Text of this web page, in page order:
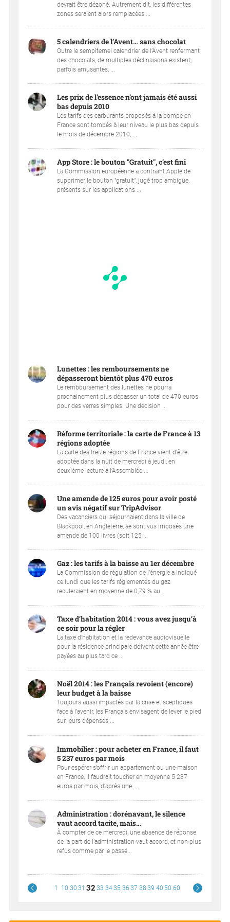
devrait être dézoné. Autrement dit, les différentes
zones seraient alors remplacées ...
5 calendriers de l’Avent… sans chocolat
Outre le sempiternel calendrier de l’Avent renfermant
des chocolats, de multiples déclinaisons existent,
parfois amusantes, ...
Les prix de l’essence n’ont jamais été aussi
bas depuis 2010
Les tarifs des carburants proposés à la pompe en
France sont tombés à leur niveau le plus bas depuis
le mois de décembre 2010, ...
App Store : le bouton "Gratuit", c’est fini
La Commission européenne a contraint Apple de
supprimer le bouton "gratuit", jugé trop ambigüe,
présents sur les applications ...
Lunettes : les remboursements ne
dépasseront bientôt plus 470 euros
Le remboursement des lunettes ne pourra
prochainement plus dépasser un total de 470 euros
pour des verres simples. Une décision ...
Réforme territoriale : la carte de France à 13
régions adoptée
La carte des treize régions de France vient d’être
adoptée dans la nuit de mercredi à jeudi, en
deuxième lecture à l’Assemblée ...
Une amende de 125 euros pour avoir posté
un avis négatif sur TripAdvisor
Des vacanciers qui séjournaient dans la ville de
Blackpool, en Angleterre, se sont vus imposés une
amende de 100 livres (soit 125 ...
Gaz : les tarifs à la baisse au 1er décembre
La Commission de régulation de l’énergie a indiqué
ce lundi que les tarifs réglementés du gaz
reculeraient en moyenne de 0,79 % au...
Taxe d’habitation 2014 : vous avez jusqu’à
ce soir pour la régler
La taxe d’habitation et la redevance audiovisuelle
pour la résidence principale doivent cette année être
payées au plus tard ce ...
Noël 2014 : les Français revoient (encore)
leur budget à la baisse
Toujours aussi impactés par la crise et sceptiques
face à l’avenir, les Français envisagent de lever le pied
sur leurs dépenses ...
Immobilier : pour acheter en France, il faut
5 237 euros par mois
Pour espérer s’offrir un appartement ou une maison
en France, il faudrait toucher en moyenne 5 237
euros par mois, d’après une ...
Administration : dorénavant, le silence
vaut accord tacite, mais…
À compter de ce mercredi, une absence de réponse
de la part de l’administration vaut accord, et non plus
refus comme par le passé...
1 10 30 31 32 33 3435 36 37 38 39 40 50 60